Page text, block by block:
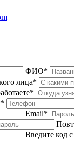
ФИО*
лица*
*
*
Email*
Введите код